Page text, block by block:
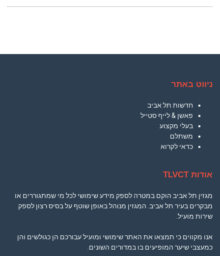
ניווט באתר
חדשות תל אביב
פאשן & לייף סטייל
בעלי מקצוע
משתלם
כדאי לקרוא
אודות TLVCT
מגזין תל אביב הוקם במטרה לספק מידע שימושי לכל מי שמתגוררים או
מבקרים בעיר תל אביב. המגזין מנוהל באופן שוטף על בסיס רצון לספק
שירות מועיל.
אנו מקווים כי תמצאו את האתר שימושי ומועיל עבורכם הן כגולשים והן
כמעצבי שיער המופיעים בו במדורים השונים.